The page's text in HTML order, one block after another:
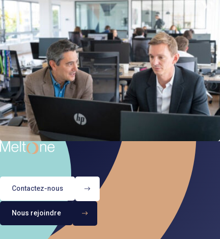
Contactez-nous
Nous rejoindre